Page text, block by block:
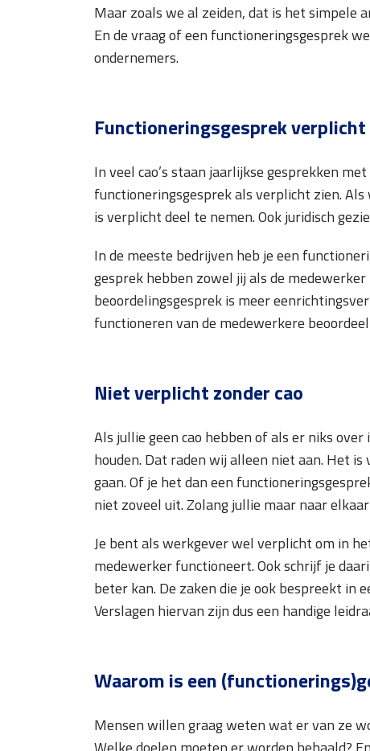
Maar zoals we al zeiden, dat is het simpele
En de vraag of een functioneringsgesprek
ondernemers.
Functioneringsgesprek verplicht
In veel cao’s staan jaarlijkse gesprekken
functioneringsgesprek als verplicht zien.
is verplicht deel te nemen. Ook juridisch
In de meeste bedrijven heb je een
gesprek hebben zowel jij als de
beoordelingsgesprek is meer
functioneren van de medewerkere
Niet verplicht zonder cao
Als jullie geen cao hebben of als er niks
houden. Dat raden wij alleen niet aan. Het
gaan. Of je het dan een
niet zoveel uit. Zolang jullie maar naar
Je bent als werkgever wel verplicht om in
medewerker functioneert. Ook schrijf je
beter kan. De zaken die je ook bespreekt in
Verslagen hiervan zijn dus een handige
Waarom is een
Mensen willen graag weten wat er van ze